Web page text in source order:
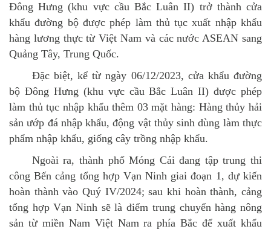
Đông Hưng (khu vực cầu Bắc Luân II) trở thành cửa
khẩu đường bộ được phép làm thủ tục xuất nhập khẩu
hàng lương thực từ Việt Nam và các nước ASEAN sang
Quảng Tây, Trung Quốc.
Đặc biệt, kể từ ngày 06/12/2023, cửa khẩu đường
bộ Đông Hưng (khu vực cầu Bắc Luân II) được phép
làm thủ tục nhập khẩu thêm 03 mặt hàng: Hàng thủy hải
sản ướp đá nhập khẩu, động vật thủy sinh dùng làm thực
phẩm nhập khẩu, giống cây trồng nhập khẩu.
Ngoài ra, thành phố Móng Cái đang tập trung thi
công Bến cảng tổng hợp Vạn Ninh giai đoạn 1, dự kiến
hoàn thành vào Quý IV/2024; sau khi hoàn thành, cảng
tổng hợp Vạn Ninh sẽ là điểm trung chuyển hàng nông
sản từ miền Nam Việt Nam ra phía Bắc để xuất khẩu